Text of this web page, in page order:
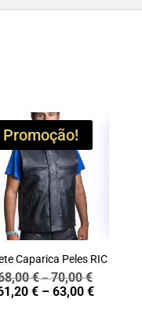
Promoção!
Caparica Peles RIC
€–70,00€Price
range:
€ – 63,00 €Price